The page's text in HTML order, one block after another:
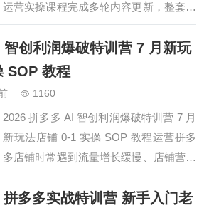
运营实操课程完成多轮内容更新，整套内
容分为认知基础、推广投放、平台活动、
运营玩法多个板块，涵盖大促运营思路、
商品调价运营方式、社群运营思路以及
AI 作图、AI 运营转化相关实操内容。课
创利润爆破特训营 7 月新玩
SOP 教程
1160
2026 拼多多 AI 智创利润爆破特训营 7 月
新玩法店铺 0-1 实操 SOP 教程运营拼多
多店铺时常遇到流量增长缓慢、店铺营收
不理想，新品冷启动缺少可行操作思路，
不懂平台标签权重与店铺运营优化方法，
多多实战特训营 新手入门老